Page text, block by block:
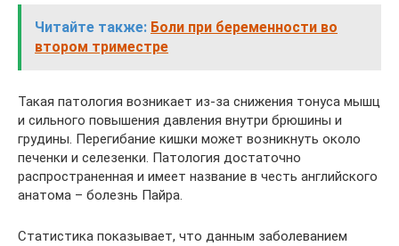
Читайте также: Боли при беременности во
втором триместре
Такая патология возникает из-за снижения тонуса мышц
и сильного повышения давления внутри брюшины и
грудины. Перегибание кишки может возникнуть около
печенки и селезенки. Патология достаточно
распространенная и имеет название в честь английского
анатома – болезнь Пайра.
Статистика показывает, что данным заболеванием